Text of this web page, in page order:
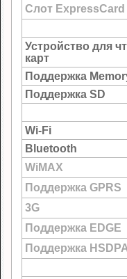
Слот ExpressCard
Устройство для
карт
Поддержка
Поддержка SD
Wi-Fi
Bluetooth
WiMAX
Поддержка GPRS
3G
Поддержка EDGE
Поддержка